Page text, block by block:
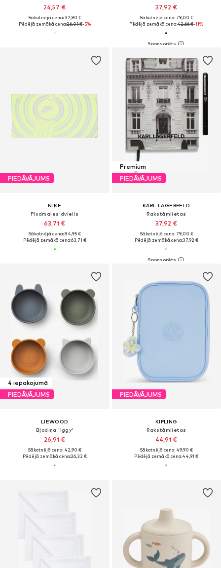
24,57 €
Sākotnējā cena: 32,90 €
Pēdējā zemākā cena:26,01 €-5%
37,92 €
Sākotnējā cena: 79,00 €
Pēdējā zemākā cena:42,66 €-11%
PIEDĀVĀJUMS
NIKE
Pludmales dvielis
63,71 €
Sākotnējā cena: 84,95 €
Pēdējā zemākā cena:63,71 €
Premium
PIEDĀVĀJUMS
KARL LAGERFELD
Rakstāmlietas
37,92 €
Sākotnējā cena: 79,00 €
Pēdējā zemākā cena:37,92 €
4 iepakojumā
PIEDĀVĀJUMS
LIEWOOD
Bļodiņa 'Iggy'
26,91 €
Sākotnējā cena: 42,90 €
Pēdējā zemākā cena:26,32 €
PIEDĀVĀJUMS
KIPLING
Rakstāmlietas
44,91 €
Sākotnējā cena: 49,90 €
Pēdējā zemākā cena:44,91 €